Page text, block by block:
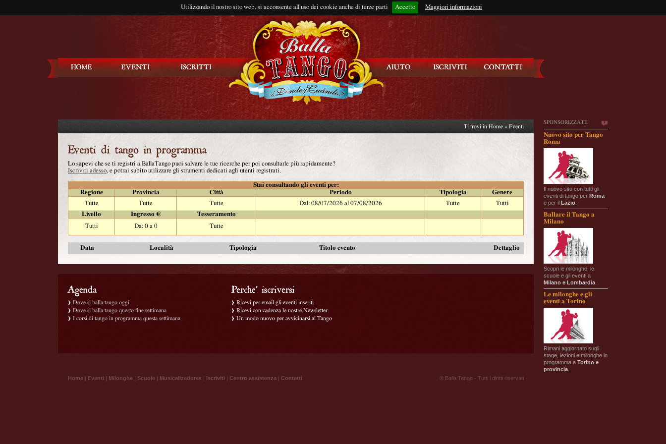
Utilizzando il nostro sito web, si acconsente all'uso dei cookie anche di terze parti Accetto Maggiori informazioni
Rimani connesso?
SPONSORIZZATE
Nuovo sito per Tango
Roma
Il nuovo sito con tutti gli
eventi di tango per Roma
e per il Lazio
Ballare il Tango a
Milano
Scopri le milonghe, le
scuole e gli eventi a
Milano e Lombardia
Le milonghe e gli
eventi a Torino
Rimani aggiornato sugli
stage, lezioni e milonghe in
programma a Torino e
provincia
Ti trovi in Home » Eventi
Lo sapevi che se ti registri a BallaTango puoi salvare le tue ricerche per poi consultarle più rapidamente?
Iscriviti adesso, e potrai subito utilizzare gli strumenti dedicati agli utenti registrati.
Stai consultando gli eventi per:
Regione
Provincia Città Periodo Tipologia
Genere
Tutte
Tutte Tutte Dal: 08/07/2026 al 07/08/2026 Tutte
Tutti
Livello
Ingresso €
Tesseramento
Tutti
Da: 0 a 0 Tutte
Data Località Tipologia Titolo evento Dettaglio
Dove si balla tango oggi
Dove si balla tango questo fine settimana
I corsi di tango in programma questa settimana
Ricevi per email gli eventi inseriti
Ricevi con cadenza le nostre Newsletter
Un modo nuovo per avvicinarsi al Tango
Home | Eventi | Milonghe | Scuole | Musicalizadores | Iscriviti | Centro assistenza | Contatti ® Balla Tango - Tutti i diritti riservati